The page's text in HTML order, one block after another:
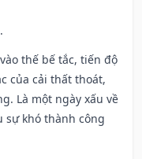
thế bế tắc, tiến độ
của cải thất thoát,
Là một ngày xấu về
sự khó thành công